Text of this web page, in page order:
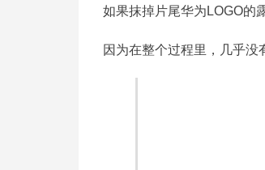
如果抹掉片尾华为LOGO的
因为在整个过程里，几乎